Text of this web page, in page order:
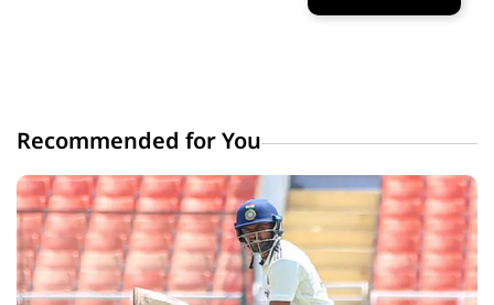
Recommended for You